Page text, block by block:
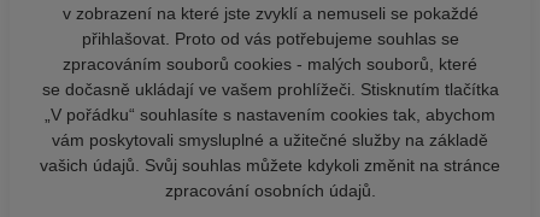
v zobrazení na které jste zvyklí a nemuseli se pokaždé
přihlašovat. Proto od vás potřebujeme souhlas se
zpracováním souborů cookies - malých souborů, které
se dočasně ukládají ve vašem prohlížeči. Stisknutím tlačítka
„V pořádku“ souhlasíte s nastavením cookies tak, abychom
vám poskytovali smysluplné a užitečné služby na základě
vašich údajů. Svůj souhlas můžete kdykoli změnit na stránce
zpracování osobních údajů.